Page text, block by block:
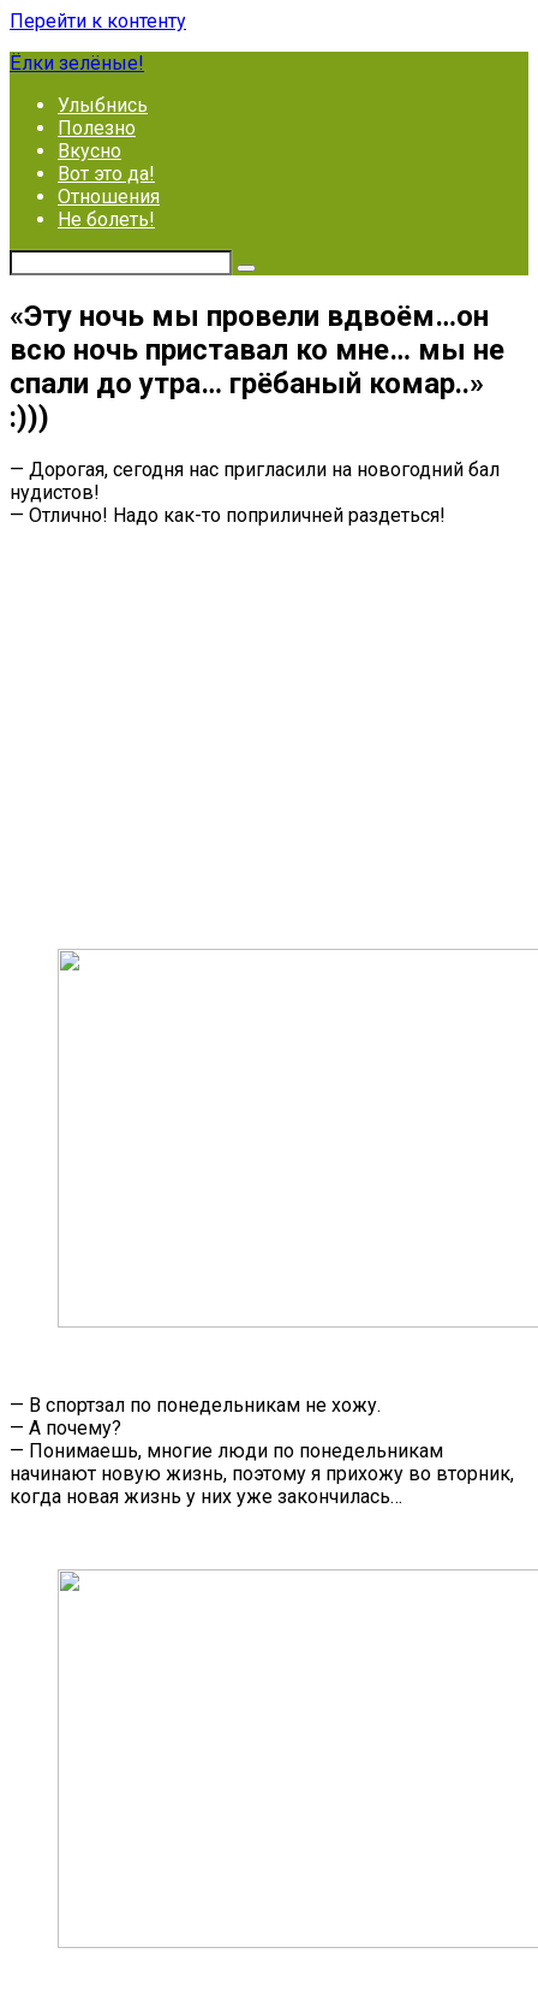
Перейти к контенту
Ёлки зелёные!
Улыбнись
Полезно
Вкусно
Вот это да!
Отношения
Не болеть!
«Эту ночь мы провели вдвоём…он
всю ночь приставал ко мне… мы не
спали до утра… грёбаный комар..»
:)))
— Дорогая, сегодня нас пригласили на новогодний бал
нудистов!
— Отлично! Надо как-то поприличней раздеться!
— В спортзал по понедельникам не хожу.
— А почему?
— Понимаешь, многие люди по понедельникам
начинают новую жизнь, поэтому я прихожу во вторник,
когда новая жизнь у них уже закончилась…